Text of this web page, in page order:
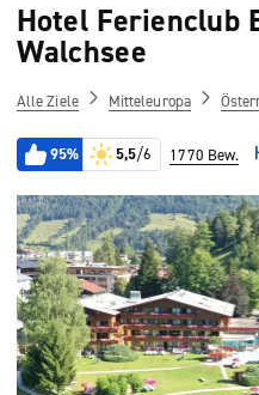
Hotel Ferienclub
Walchsee
Alle Ziele Mitteleuropa
95% 5,5/6 1770 Bew.